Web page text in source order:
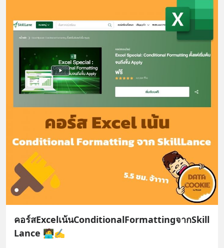
คอร์สExcelเน้นConditionalFormattingจากSkill
Lance 🧑‍💻✍️